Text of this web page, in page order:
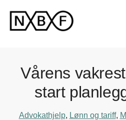
Vårens
start
Advokathjelp, Lønn og tariff,